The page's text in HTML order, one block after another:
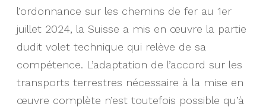
l’ordonnance sur les chemins de fer au 1er
juillet 2024, la Suisse a mis en œuvre la partie
dudit volet technique qui relève de sa
compétence. L’adaptation de l’accord sur les
transports terrestres nécessaire à la mise en
œuvre complète n’est toutefois possible qu’à